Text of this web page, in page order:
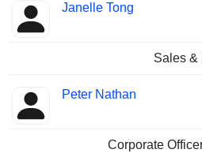
Janelle Tong
Sales &
Peter Nathan
Corporate